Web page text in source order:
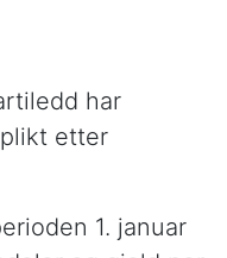
har
etter
1. januar